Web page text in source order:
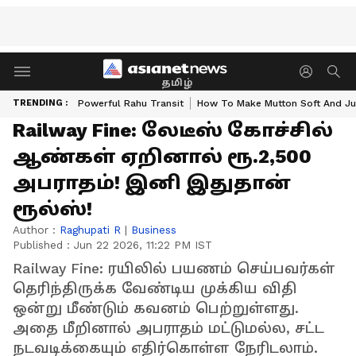
தமிழ்
TRENDING : Powerful Rahu Transit How To Make Mutton Soft And
Railway Fine: லேடீஸ் கோச்சில்
ஆண்கள் ஏறினால் ரூ.2,500
அபராதம்! இனி இதுதான்
ரூல்ஸ்!
Author : Raghupati R | Business
Published : Jun 22 2026, 11:22 PM IST
Railway Fine: ரயிலில் பயணம் செய்பவர்கள்
தெரிந்திருக்க வேண்டிய முக்கிய விதி
ஒன்று மீண்டும் கவனம் பெற்றுள்ளது.
அதை மீறினால் அபராதம் மட்டுமல்ல, சட்ட
நடவடிக்கையும் எதிர்கொள்ள நேரிடலாம்.